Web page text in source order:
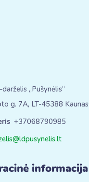
„Pušynėlis“
g. 7A, LT-45388 Kaunas
+37068790985
informacija